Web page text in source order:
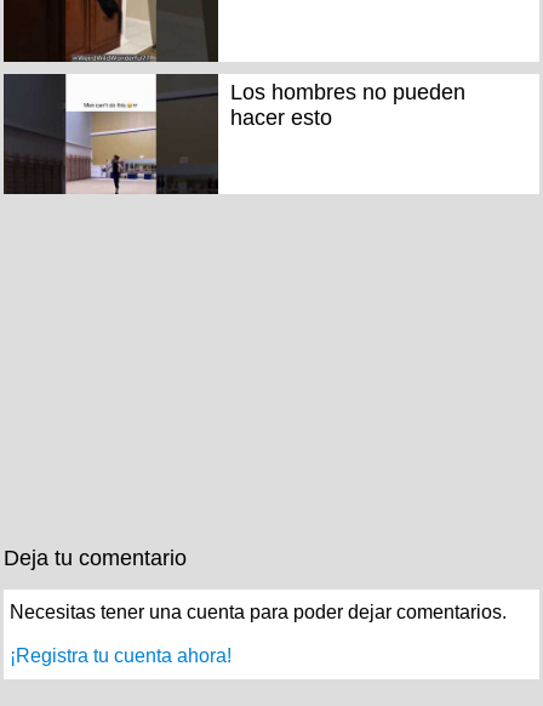
Los hombres no pueden
hacer esto
Deja tu comentario
Necesitas tener una cuenta para poder dejar comentarios.
¡Registra tu cuenta ahora!